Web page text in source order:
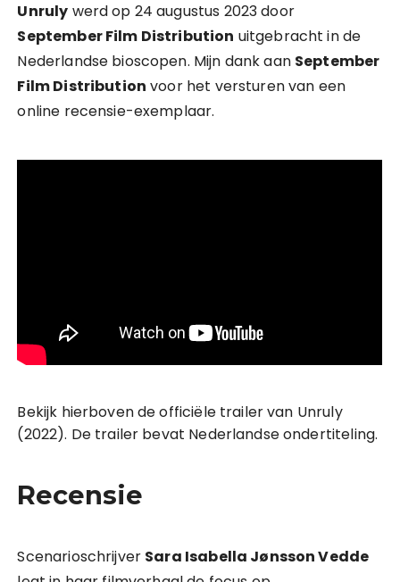
Unruly werd op 24 augustus 2023 door
September Film Distribution uitgebracht in de
Nederlandse bioscopen. Mijn dank aan September
Film Distribution voor het versturen van een
online recensie-exemplaar.
Bekijk hierboven de officiële trailer van Unruly
(2022). De trailer bevat Nederlandse ondertiteling.
Recensie
Scenarioschrijver Sara Isabella Jønsson Vedde